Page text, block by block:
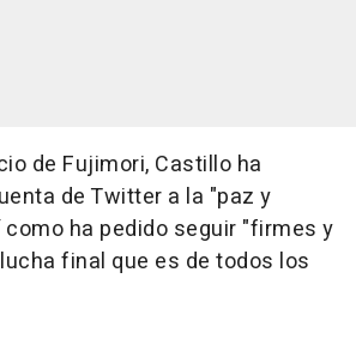
de Fujimori, Castillo ha
de Twitter a la "paz y
ha pedido seguir "firmes y
final que es de todos los